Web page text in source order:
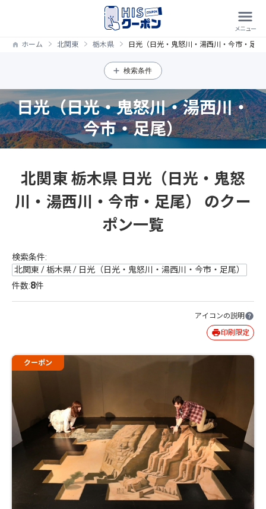
ホーム 北関東 栃木県 日光（日光・鬼怒川・湯西川・今市・足
検索条件
日光（日光・鬼怒川・湯西川・
今市・足尾）
北関東 栃木県 日光（日光・鬼怒
川・湯西川・今市・足尾） のクー
ポン一覧
検索条件:
北関東 / 栃木県 / 日光（日光・鬼怒川・湯西川・今市・足尾）
件数:8件
アイコンの説明
印刷限定
クーポン